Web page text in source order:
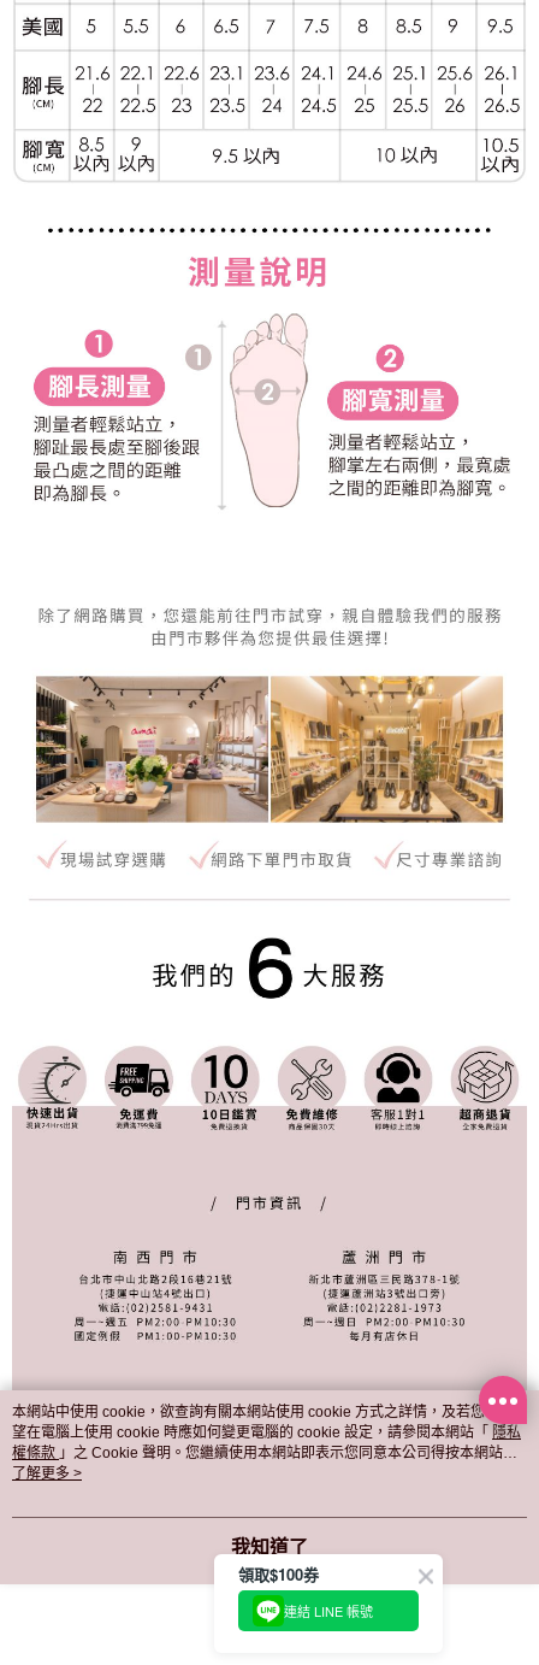
商品規格
本網站中使用 cookie，欲查詢有關本網站使用 cookie 方式之詳情，及若您不希
望在電腦上使用 cookie 時應如何變更電腦的 cookie 設定，請參閱本網站「 隱私
權條款 」之 Cookie 聲明。您繼續使用本網站即表示您同意本公司得按本網站使
用條款之 Cookie 聲明使用 cookie。
了解更多 >
我知道了
領取$100券
連結 LINE 帳號